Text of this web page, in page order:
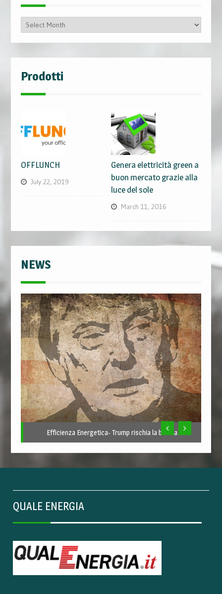
Archivio
Prodotti
OFFLUNCH
July 22, 2019
Genera elettricità green a
buon mercato grazie alla
luce del sole
March 11, 2016
NEWS
Efficienza Energetica- Trump rischia la bufera
QUALE ENERGIA